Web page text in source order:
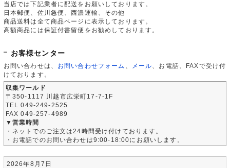
当店では下記業者に配送をお願いしております。
日本郵便、佐川急便、西濃運輸、その他
商品送料は全て商品ページに表示しております。
高額商品には保証付書留便をお勧めしております。
お客様センター
お問い合わせは、 お問い合わせフォーム メール 、お電話、FAXで受け付
けております。
収集ワールド
〒350-1117 川越市広栄町17-7-1F
TEL 049-249-2525
FAX 049-257-4989
▼営業時間
・ネットでのご注文は24時間受け付けております。
・お電話でのお問い合わせは9:00-18:00にお願いします。
2026年8月7日